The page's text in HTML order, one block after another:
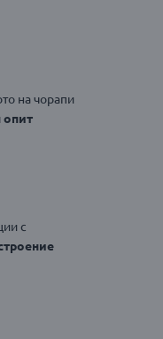
на чорапи
опит
с